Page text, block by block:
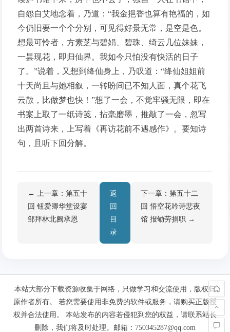
自怨自艾地念着，乃道：“我金挹香也算有艳福的，如
今仍旧要一个个分别，可见得好景无常，是空是色。
想最可怜者，方素芝与碧娟、碧珠、绮云几位妹妹，
一昙现花，即归仙界。我如今只怕没有快活的日子
了。”说着，又想到绛仙身上，乃叹道：“绛仙姐姐前
十天尚且与她相叙，一转盼间已不知人面，真个花飞
云散，比做梦也快！”想了一会，不觉牢骚无限，即在
书案上取了一纸诗笺，拈毫磨墨，推敲了一会，忽写
出两首诗来，上写着《再访花前不遇感作》。要知诗
句，且听下回分解。
← 上一章：第五十
回 钮爱卿华堂设宴
邹拜林北阙承恩
返
回
目
录
下一章：第五十二
回 悟空花吟诗悲夜
馆 报劬劳捐职 →
本站大部分下载资源收集于网络，只做学习和交流使用，版权归
原作者所有。 若您需要使用非免费的软件或服务，请购买正版授
权并合法使用。 本站发布的内容若侵犯到您的权益，请联系站长
删除，我们将及时处理。邮箱：750345287@qq.com